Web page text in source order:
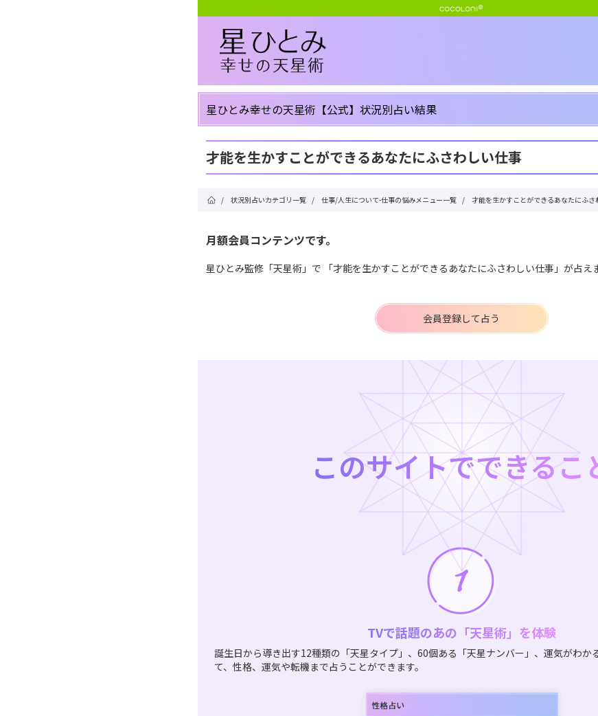
星ひとみ幸せの天星術【公式】状況別占い結果
才能を生かすことができるあなたにふさわしい仕事
/ 状況別占いカテゴリ一覧 / 仕事/人生について-仕事の悩みメニュー一覧 / 才能を生かすことができるあなたにふさ
月額会員コンテンツです。
星ひとみ監修「天星術」で 「才能を生かすことができるあなたにふさわしい仕事」が占え
会員登録して占う
このサイトでできるこ
TVで話題のあの「天星術」を体験
誕生日から導き出す12種類の「天星タイプ」、60個ある「天星ナンバー」、運気がわか
て、性格、運気や転機まで占うことができます。